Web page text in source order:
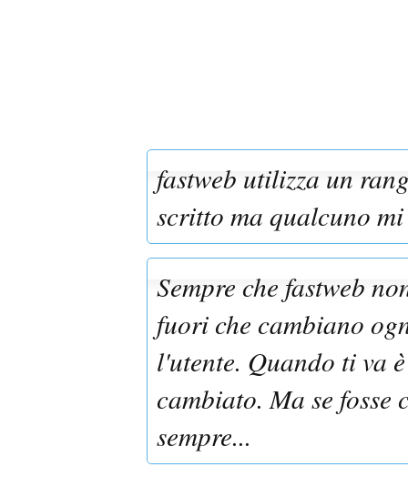
fastweb utilizza un
scritto ma qualcuno
Sempre che fastweb
fuori che cambiano
l'utente. Quando ti va
cambiato. Ma se fosse
sempre...